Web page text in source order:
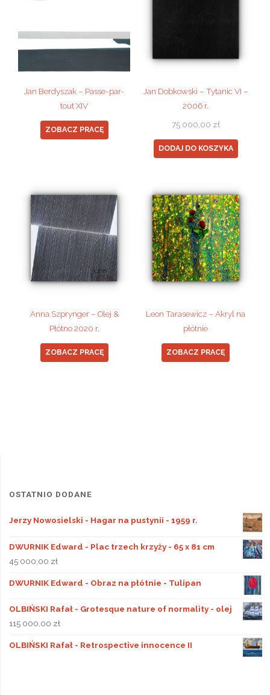
Jan Berdyszak – Passe-par-
tout XIV
ZOBACZ PRACĘ
Jan Dobkowski – Tytanic VI –
2006 r.
75 000,00 zł
DODAJ DO KOSZYKA
Anna Szprynger – Olej &
Płótno 2020 r.
ZOBACZ PRACĘ
Leon Tarasewicz – Akryl na
płótnie
ZOBACZ PRACĘ
OSTATNIO DODANE
Jerzy Nowosielski - Hagar na pustynii - 1959 r.
DWURNIK Edward - Plac trzech krzyży - 65 x 81 cm
45 000,00 zł
DWURNIK Edward - Obraz na płótnie - Tulipan
OLBIŃSKI Rafał - Grotesque nature of normality - olej
115 000,00 zł
OLBIŃSKI Rafał - Retrospective innocence II